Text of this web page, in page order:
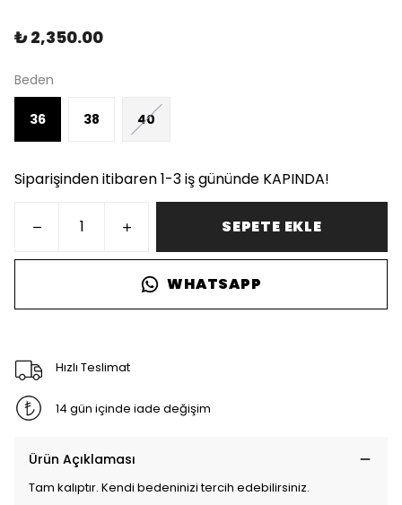
₺ 2,350.00
Beden
36 38 40
Siparişinden itibaren 1-3 iş gününde KAPINDA!
SEPETE EKLE
WHATSAPP
Hızlı Teslimat
14 gün içinde iade değişim
Ürün Açıklaması
Tam kalıptır. Kendi bedeninizi tercih edebilirsiniz.